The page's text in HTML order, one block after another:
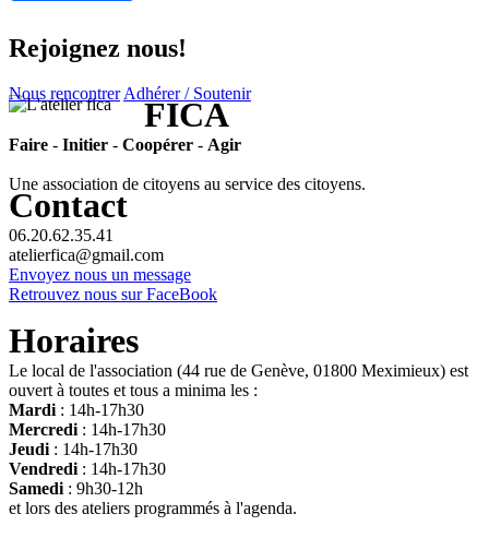
Rejoignez nous!
Nous rencontrerAdhérer / Soutenir
FICA
Faire - Initier - Coopérer - Agir
Une association de citoyens au service des citoyens.
Contact
06.20.62.35.41
atelierfica@gmail.com
Envoyez nous un message
Retrouvez nous sur FaceBook
Horaires
Le local de l'association (44 rue de Genève, 01800 Meximieux) est
ouvert à toutes et tous a minima les :
Mardi: 14h-17h30
Mercredi: 14h-17h30
Jeudi: 14h-17h30
Vendredi: 14h-17h30
Samedi: 9h30-12h
et lors des ateliers programmés à l'agenda.